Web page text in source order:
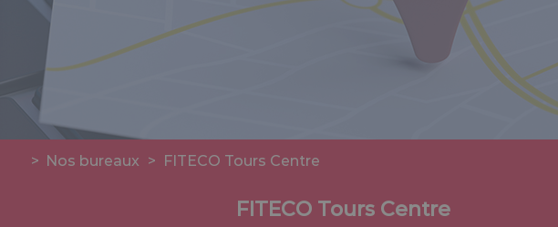
> Nos bureaux > FITECO Tours Centre
FITECO Tours Centre